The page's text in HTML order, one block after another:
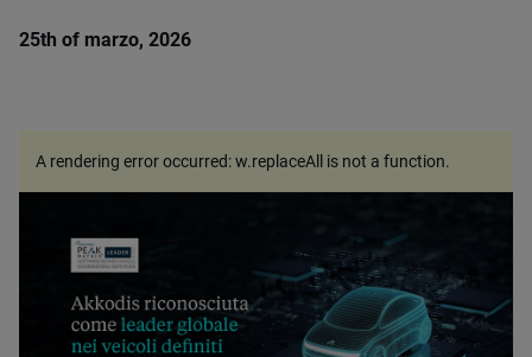
25th of marzo, 2026
A rendering error occurred:w.replaceAll is not a function.